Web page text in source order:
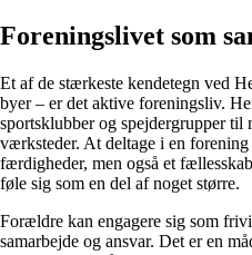
Foreningslivet som
Et af de stærkeste kendetegn ved
byer – er det aktive foreningsliv.
sportsklubber og spejdergrupper til
værksteder. At deltage i en
færdigheder, men også et
føle sig som en del af noget større.
Forældre kan engagere sig som
samarbejde og ansvar. Det er en